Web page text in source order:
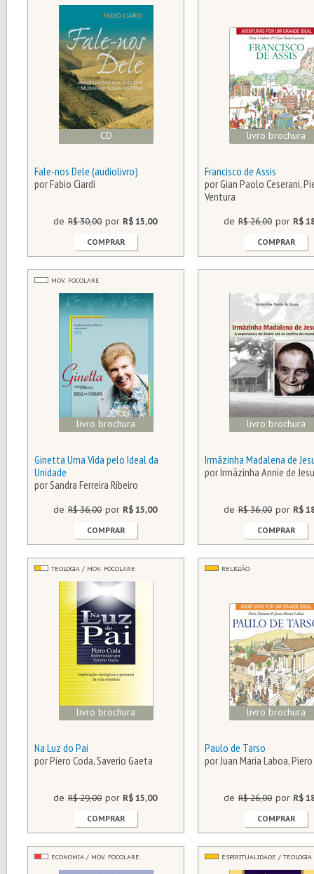
CD
Fale-nos Dele (audiolivro)
por Fabio Ciardi
de R$ 30,00 por R$ 15,00
COMPRAR
livro brochura
Francisco de Assis
por Gian Paolo Ceserani,
Ventura
de R$ 26,00 por R$
COMPRAR
MOV. FOCOLARE
livro brochura
Ginetta Uma Vida pelo Ideal da
Unidade
por Sandra Ferreira Ribeiro
de R$ 36,00 por R$ 15,00
COMPRAR
livro brochura
Irmãzinha Madalena de
por Irmãzinha Annie de
de R$ 36,00 por R$
COMPRAR
TEOLOGIA / MOV. FOCOLARE
livro brochura
Na Luz do Pai
por Piero Coda, Saverio Gaeta
de R$ 29,00 por R$ 15,00
COMPRAR
RELIGIÃO
livro brochura
Paulo de Tarso
por Juan María Laboa,
de R$ 26,00 por R$
COMPRAR
ECONOMIA / MOV. FOCOLARE ESPIRITUALIDADE / TEOLOGIA